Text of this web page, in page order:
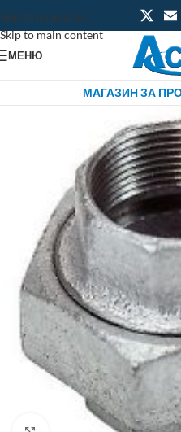
Skip to navigation
Skip to main content
МЕНЮ
МАГАЗИН ЗА